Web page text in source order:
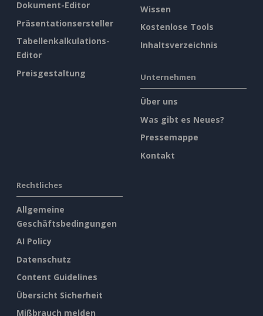
Dokument-Editor
Präsentationsersteller
Tabellenkalkulations-
Editor
Preisgestaltung
Wissen
Kostenlose Tools
Inhaltsverzeichnis
Unternehmen
Über uns
Was gibt es Neues?
Pressemappe
Kontakt
Rechtliches
Allgemeine
Geschäftsbedingungen
AI Policy
Datenschutz
Content Guidelines
Übersicht Sicherheit
Mißbrauch melden